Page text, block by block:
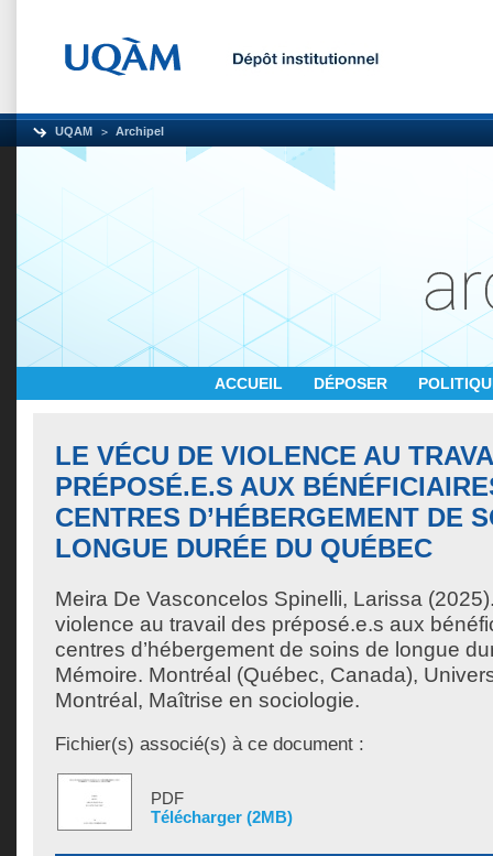
UQAM Archipel
ACCUEIL DÉPOSER
LE VÉCU DE VIOLENCE AU
PRÉPOSÉ.E.S AUX
CENTRES D’HÉBERGEMENT DE
LONGUE DURÉE DU QUÉBEC
Meira De Vasconcelos Spinelli, Larissa
violence au travail des préposé.e.s aux
centres d’hébergement de soins de longue
Mémoire. Montréal (Québec, Canada),
Montréal, Maîtrise en sociologie.
Fichier(s) associé(s) à ce document :
PDF
Télécharger (2MB)